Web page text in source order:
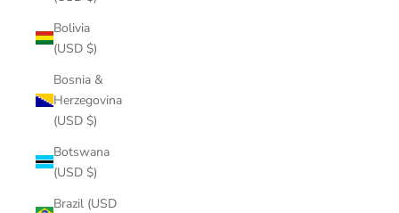
Bolivia
(USD $)
Bosnia &
Herzegovina
(USD $)
Botswana
(USD $)
Brazil (USD